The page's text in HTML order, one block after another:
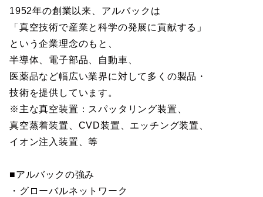
1952年の創業以来、アルバックは
「真空技術で産業と科学の発展に貢献する」
という企業理念のもと、
半導体、電子部品、自動車、
医薬品など幅広い業界に対して多くの製品・
技術を提供しています。
※主な真空装置：スパッタリング装置、
真空蒸着装置、CVD装置、エッチング装置、
イオン注入装置、等
■アルバックの強み
・グローバルネットワーク